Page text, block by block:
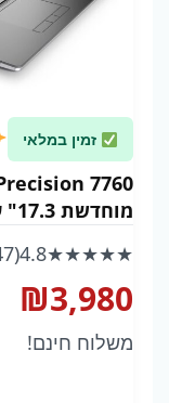
זמין במלאי
מוחדשת 17.3" עם RTX A4000 ו-Core i9
★★★★★
4.8(47 ביקורות)
₪3,980
משלוח חינם!